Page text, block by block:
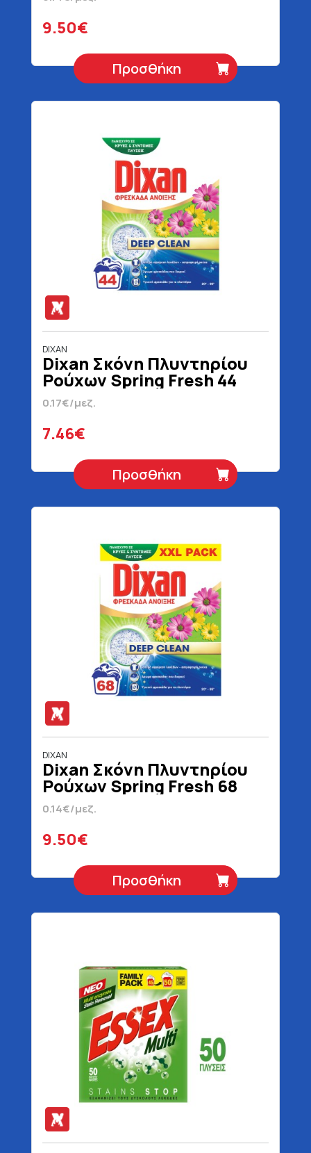
9.50€
Προσθήκη
DIXAN
Dixan Σκόνη Πλυντηρίου
Ρούχων Spring Fresh 44
Μεζούρες 2200 gr
0.17€/μεζ.
7.46€
Προσθήκη
DIXAN
Dixan Σκόνη Πλυντηρίου
Ρούχων Spring Fresh 68
Μεζούρες 3400 gr
0.14€/μεζ.
9.50€
Προσθήκη